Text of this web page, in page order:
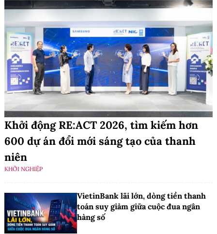
Khởi động RE:ACT 2026, tìm kiếm hơn
600 dự án đổi mới sáng tạo của thanh
niên
KHỞI NGHIỆP
VietinBank lãi lớn, dòng tiền thanh
toán suy giảm giữa cuộc đua ngân
hàng số